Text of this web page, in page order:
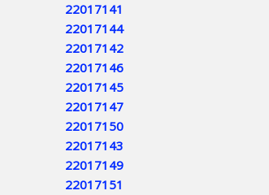
22017141
22017144
22017142
22017146
22017145
22017147
22017150
22017143
22017149
22017151